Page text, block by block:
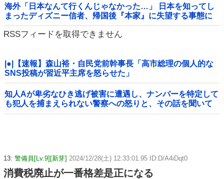
海外「日本なんて行くんじゃなかった…」 日本を知ってし
まったディズニー信者、帰国後『本家』に失望する事態に
RSSフィードを取得できません
|●|【速報】森山裕・自民党前幹事長「高市総理の個人的な
SNS投稿が習近平主席を怒らせた」
知人Aが卑劣なひき逃げ被害に遭遇し、ナンバーを特定して
も犯人を捕まえられない警察への怒りと、その話を聞いて
「逃げた方が得じゃん」と言い放ったBの神経がわからん
13: 警備員[Lv.9][新芽] 2024/12/28(土) 12:33:01.95 ID:D/A4iDqt0
消費税廃止が一番格差是正になる